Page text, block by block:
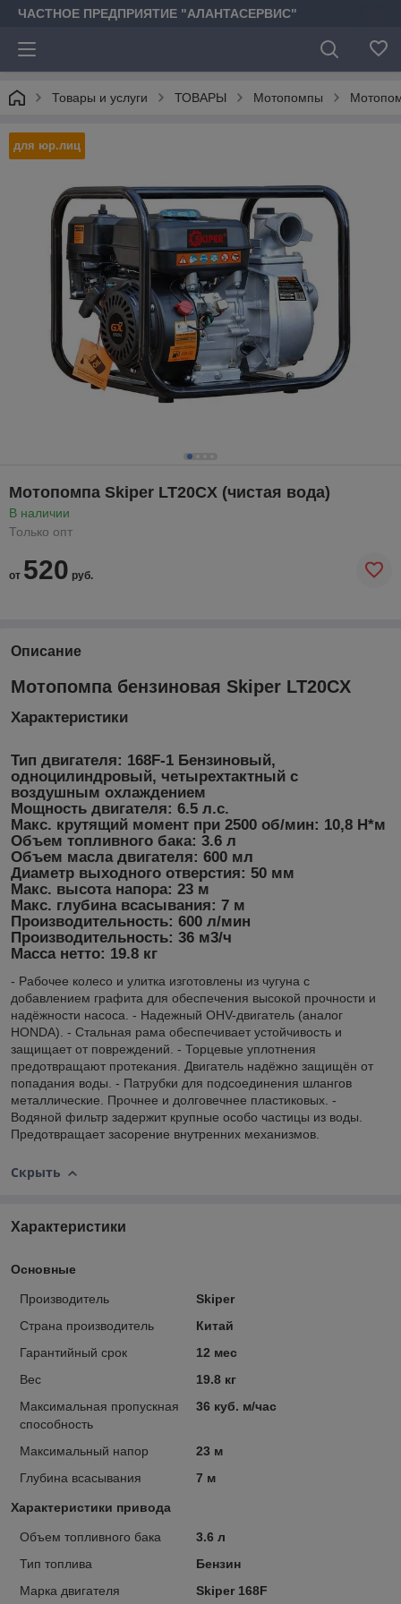
ЧАСТНОЕ ПРЕДПРИЯТИЕ "АЛАНТАСЕРВИС"
Товары и услуги ТОВАРЫ Мотопомпы
для юр.лиц
Мотопомпа Skiper LT20CX (чистая вода)
В наличии
Только опт
от 520 руб.
Описание
Мотопомпа бензиновая Skiper LT20CX
Характеристики
Тип двигателя: 168F-1 Бензиновый,
одноцилиндровый, четырехтактный с
воздушным охлаждением
Мощность двигателя: 6.5 л.с.
Макс. крутящий момент при 2500 об/мин: 10,8 Н*м
Объем топливного бака: 3.6 л
Объем масла двигателя: 600 мл
Диаметр выходного отверстия: 50 мм
Макс. высота напора: 23 м
Макс. глубина всасывания: 7 м
Производительность: 600 л/мин
Производительность: 36 м3/ч
Масса нетто: 19.8 кг
- Рабочее колесо и улитка изготовлены из чугуна с
добавлением графита для обеспечения высокой прочности и
надёжности насоса. - Надежный OHV-двигатель (аналог
HONDA). - Стальная рама обеспечивает устойчивость и
защищает от повреждений. - Торцевые уплотнения
предотвращают протекания. Двигатель надёжно защищён от
попадания воды. - Патрубки для подсоединения шлангов
металлические. Прочнее и долговечнее пластиковых. -
Водяной фильтр задержит крупные особо частицы из воды.
Предотвращает засорение внутренних механизмов.
Скрыть
Характеристики
Основные
Производитель
Skiper
Страна производитель
Китай
Гарантийный срок
12 мес
Вес
19.8 кг
Максимальная пропускная
способность
36 куб. м/час
Максимальный напор
23 м
Глубина всасывания
7 м
Характеристики привода
Объем топливного бака
3.6 л
Тип топлива
Бензин
Марка двигателя
Skiper 168F